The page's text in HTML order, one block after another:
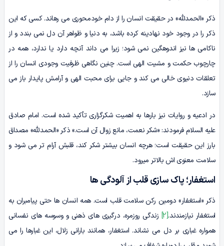
ذکر «الحمدلله» در حقیقت انسان را از دام خودمحوری می رهاند. کسی که این
ذکر را در وجود خود نهادینه کرده باشد، به دنیا و ظواهر آن دل نمی بندد و از
ناکامی ها نیز اندوهگین نمی شود؛ زیرا می داند آنچه دارد یا ندارد، همه در
چارچوب حکمت و مشیت الهی است. چنین نگاهی ظرفیت وجودی انسان را از
تعلقات دنیوی خالی می کند و جایی برای محبت الهی و آرامش پایدار باز می
سازد.
در ادعیه و روایات نیز بارها به اهمیت شکرگزاری تأکید شده است. امام صادق
علیه السلام فرمودند: «شکر نعمت، مانع زوال آن است.» ذکر «الحمدلله» مصداق
بارز این حقیقت است؛ هرچه انسان بیشتر شکر کند، قلبش آرام تر می شود و
سلامت معنوی اش بالاتر میرود.
استغفار؛ پاک سازی قلب از آلودگی ها
ذکر «استغفار» دومین رکن سلامت قلب است. همه انسان ها حتی پیامبران به
استغفار نیازمندند.[2]
زندگی روزمره، درگیری های ذهنی و وسوسه های نفسانی
همواره غباری بر دل می نشاند. استغفار، همانند بارانی زلال، این غبارها را می